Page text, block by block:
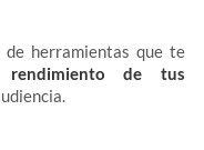
de herramientas que te
de tus